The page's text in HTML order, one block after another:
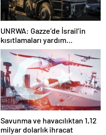
UNRWA: Gazze’de İsrail’in
kısıtlamaları yardım
faaliyetleri için kritik bir
engel
Savunma ve havacılıktan 1,12
milyar dolarlık ihracat